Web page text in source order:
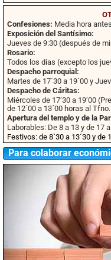
Confesiones: Media hora
Exposición del Santísimo:
Jueves de 9:30 (después de
Rosario:
Todos los días (excepto los
Despacho parroquial:
Martes de 17´30 a 19´00 y
Despacho de Cáritas:
Miércoles de 17’30 a 19’00
de 12´00 a 13´00 horas al
Apertura del templo y de la
Laborables: De 8 a 13 y de 17 a
Festivos: de 8`30 a 13´30 y de
Para colaborar